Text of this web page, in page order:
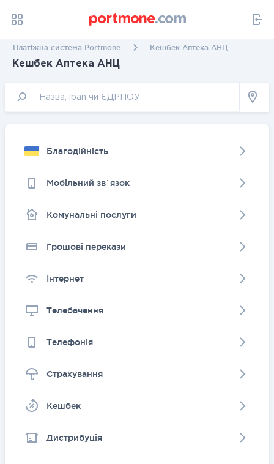
Платіжна система Portmone Кешбек Аптека АНЦ
Кешбек Аптека АНЦ
Благодійність
Мобільний зв`язок
Комунальні послуги
Грошовi перекази
Інтернет
Телебачення
Телефонія
Страхування
Kешбек
Дистрибуція